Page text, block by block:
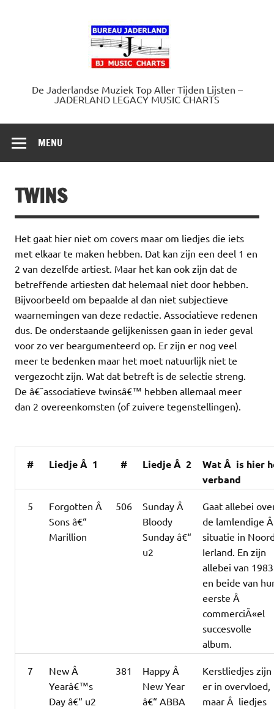
De Jaderlandse Muziek Top Aller Tijden Lijsten –
JADERLAND LEGACY MUSIC CHARTS
MENU
TWINS
Het gaat hier niet om covers maar om liedjes die iets
met elkaar te maken hebben. Dat kan zijn een deel 1 en
2 van dezelfde artiest. Maar het kan ook zijn dat de
betreffende artiesten dat helemaal niet door hebben.
Bijvoorbeeld om bepaalde al dan niet subjectieve
waarnemingen van deze redactie. Associatieve redenen
dus. De onderstaande gelijkenissen gaan in ieder geval
voor zo ver beargumenteerd op. Er zijn er nog veel
meer te bedenken maar het moet natuurlijk niet te
vergezocht zijn. Wat dat betreft is de selectie streng.
De â€˜associatieve twinsâ€™ hebben allemaal meer
dan 2 overeenkomsten (of zuivere tegenstellingen).
# Liedje Â 1 # Liedje Â 2
Wat Â is hier
verband
5
Forgotten Â
Sons â€“
Marillion
506
Sunday Â
Bloody
Sunday â€“
u2
Gaat allebei
de lamlendige
situatie in
Ierland. En zijn
allebei van 1983
en beide van
eerste Â
commerciÃ«el
succesvolle
album.
7
New Â
Yearâ€™s
Day â€“ u2
381
Happy Â
New Year
â€“ ABBA
Kerstliedjes zijn
er in overvloed,
maar Â liedjes